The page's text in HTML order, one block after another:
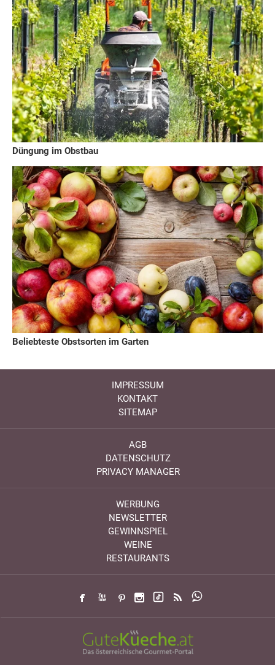
Düngung im Obstbau
Beliebteste Obstsorten im Garten
IMPRESSUM
KONTAKT
SITEMAP
AGB
DATENSCHUTZ
PRIVACY MANAGER
WERBUNG
NEWSLETTER
GEWINNSPIEL
WEINE
RESTAURANTS